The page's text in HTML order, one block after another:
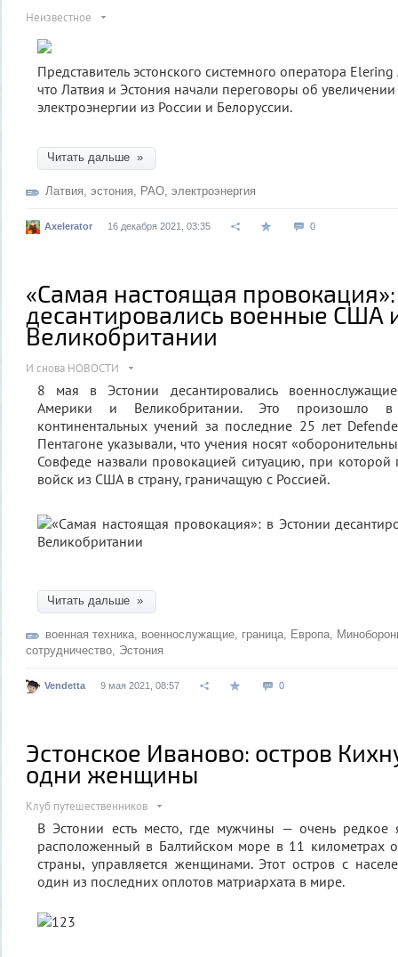
Неизвестное
Представитель эстонского системного оператора
что Латвия и Эстония начали переговоры об
электроэнергии из России и Белоруссии.
Читать дальше »
Латвия, эстония, РАО, электроэнергия
Axelerator 16 декабря 2021, 03:35 0
«Самая настоящая
десантировались военные США
Великобритании
И снова НОВОСТИ
8 мая в Эстонии десантировались
Америки и Великобритании. Это произошло
континентальных учений за последние 25 лет
Пентагоне указывали, что учения носят
Совфеде назвали провокацией ситуацию, при которой
войск из США в страну, граничащую с Россией.
Читать дальше »
военная техника, военнослужащие, граница, Европа,
сотрудничество, Эстония
Vendetta 9 мая 2021, 08:57 0
Эстонское Иваново: остров
одни женщины
Клуб путешественников
В Эстонии есть место, где мужчины — очень редкое
расположенный в Балтийском море в 11 километрах
страны, управляется женщинами. Этот остров с
один из последних оплотов матриархата в мире.